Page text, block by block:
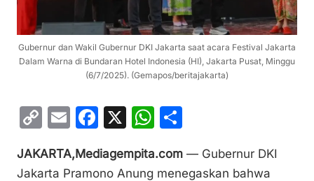
Gubernur dan Wakil Gubernur DKI Jakarta saat acara Festival Jakarta
Dalam Warna di Bundaran Hotel Indonesia (HI), Jakarta Pusat, Minggu
(6/7/2025). (Gemapos/beritajakarta)
C
p
E
ai
F
c
X
W
at ar
JAKARTA,Mediagempita.com — Gubernur DKI
Jakarta Pramono Anung menegaskan bahwa